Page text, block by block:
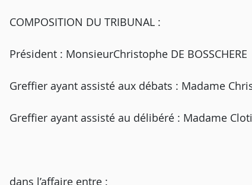
COMPOSITION DU TRIBUNAL :
Président : MonsieurChristophe DE BOSSCHERE
Greffier ayant assisté aux débats : Madame
Greffier ayant assisté au délibéré : Madame
dans l’affaire entre :